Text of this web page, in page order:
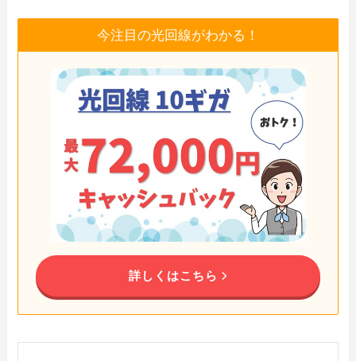
今注目の光回線がわかる！
詳しくはこちら